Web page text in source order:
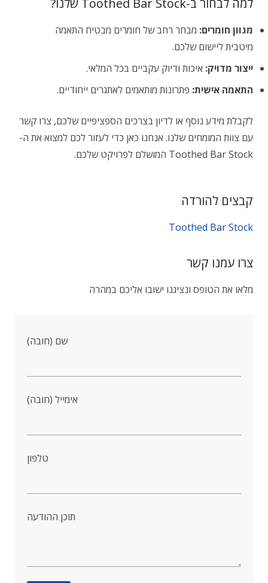
למה לבחור ב-Toothed Bar Stock שלנו?
מגוון חומרים: מבחר רחב של חומרים מבטיח התאמה
מיטבית ליישום שלכם.
ייצור מדויק: איכות ודיוק עקביים בכל המלאי.
התאמה אישית: פתרונות מותאמים לאתגרים ייחודיים.
לקבלת מידע נוסף או לדיון בצרכים הספציפיים שלכם, צרו קשר
עם צוות המומחים שלנו. אנחנו כאן כדי לעזור לכם למצוא את ה-
Toothed Bar Stock המושלם לפרויקט שלכם.
קבצים להורדה
Toothed Bar Stock
צרו עמנו קשר
מלאו את הטופס ונציגנו ישובו אליכם במהרה
שם (חובה)
אימייל (חובה)
טלפון
תוכן ההודעה